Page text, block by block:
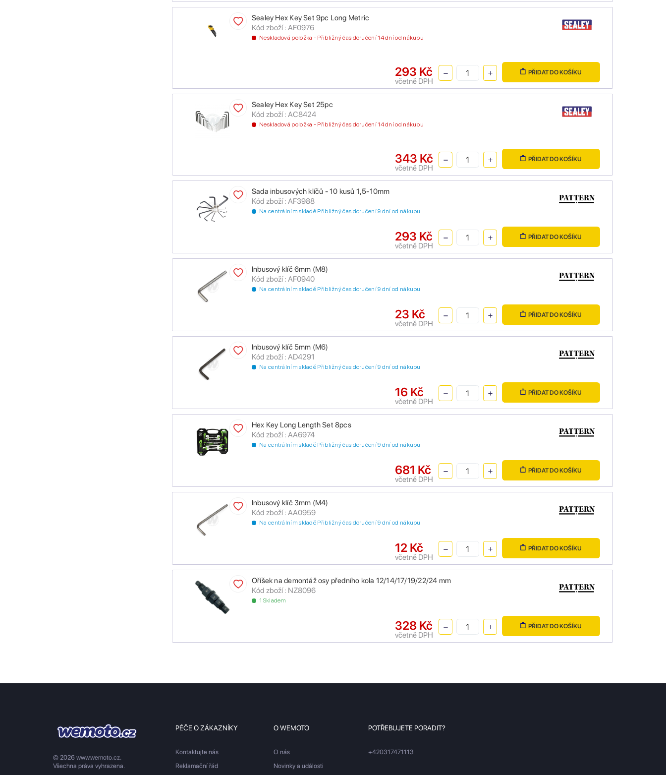
Sealey Hex Key Set 9pc Long Metric
Kód zboží : AF0976
Neskladová položka - Přibližný čas doručení 14 dní od nákupu
293 Kč
včetně DPH
PŘIDAT DO KOŠÍKU
Sealey Hex Key Set 25pc
Kód zboží : AC8424
Neskladová položka - Přibližný čas doručení 14 dní od nákupu
343 Kč
včetně DPH
PŘIDAT DO KOŠÍKU
Sada inbusových klíčů - 10 kusů 1,5-10mm
Kód zboží : AF3988
Na centrálním skladě Přibližný čas doručení 9 dní od nákupu
293 Kč
včetně DPH
PŘIDAT DO KOŠÍKU
Inbusový klíč 6mm (M8)
Kód zboží : AF0940
Na centrálním skladě Přibližný čas doručení 9 dní od nákupu
23 Kč
včetně DPH
PŘIDAT DO KOŠÍKU
Inbusový klíč 5mm (M6)
Kód zboží : AD4291
Na centrálním skladě Přibližný čas doručení 9 dní od nákupu
16 Kč
včetně DPH
PŘIDAT DO KOŠÍKU
Hex Key Long Length Set 8pcs
Kód zboží : AA6974
Na centrálním skladě Přibližný čas doručení 9 dní od nákupu
681 Kč
včetně DPH
PŘIDAT DO KOŠÍKU
Inbusový klíč 3mm (M4)
Kód zboží : AA0959
Na centrálním skladě Přibližný čas doručení 9 dní od nákupu
12 Kč
včetně DPH
PŘIDAT DO KOŠÍKU
Oříšek na demontáž osy předního kola 12/14/17/19/22/24 mm
Kód zboží : NZ8096
1 Skladem
328 Kč
včetně DPH
PŘIDAT DO KOŠÍKU
© 2026 www.wemoto.cz.
Všechna práva vyhrazena.
PÉČE O ZÁKAZNÍKY
Kontaktujte nás
Reklamační řád
O WEMOTO
O nás
Novinky a události
POTŘEBUJETE PORADIT?
+420317471113